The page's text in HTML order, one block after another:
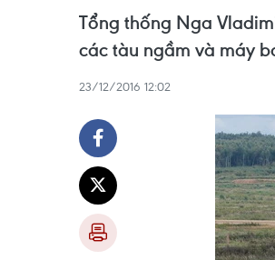
Tổng thống Nga
các tàu ngầm và máy
23/12/2016 12:02